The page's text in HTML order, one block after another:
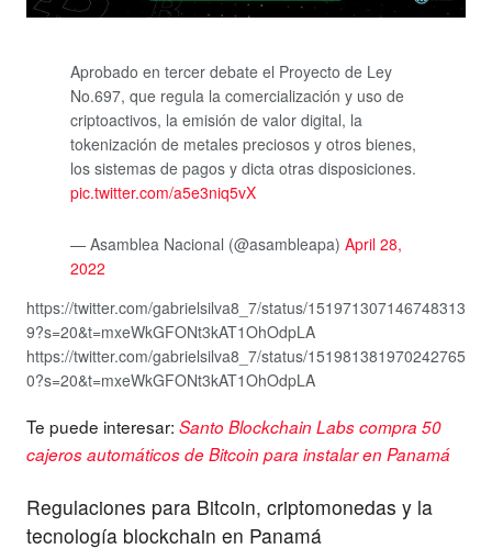
Aprobado en tercer debate el Proyecto de Ley
No.697, que regula la comercialización y uso de
criptoactivos, la emisión de valor digital, la
tokenización de metales preciosos y otros bienes,
los sistemas de pagos y dicta otras disposiciones.
pic.twitter.com/a5e3niq5vX
— Asamblea Nacional (@asambleapa) April 28,
2022
https://twitter.com/gabrielsilva8_7/status/151971307146748313
9?s=20&t=mxeWkGFONt3kAT1OhOdpLA
https://twitter.com/gabrielsilva8_7/status/151981381970242765
0?s=20&t=mxeWkGFONt3kAT1OhOdpLA
Te puede interesar: Santo Blockchain Labs compra 50
cajeros automáticos de Bitcoin para instalar en Panamá
Regulaciones para Bitcoin, criptomonedas y la
tecnología blockchain en Panamá